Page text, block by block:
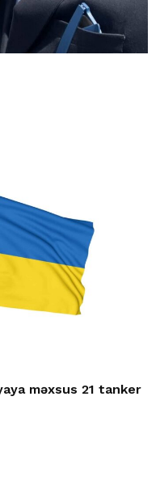
məxsus 21 tanker